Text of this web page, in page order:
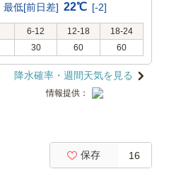
最低[前日差] 22℃ [-2]
6-12 12-18
18-24
30 60 60
降水確率・週間天気を見る
情報提供：
保存 16